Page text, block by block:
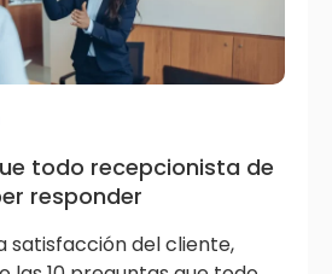
todo recepcionista de
responder
satisfacción del cliente,